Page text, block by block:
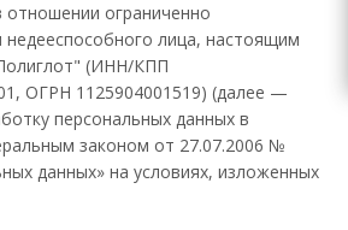
отношении ограниченно
недееспособного лица, настоящим
(ИНН/КПП
ОГРН 1125904001519) (далее —
персональных данных в
законом от 27.07.2006 №
данных» на условиях, изложенных